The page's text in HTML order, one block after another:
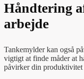
Håndtering
arbejde
Tankemylder kan også
vigtigt at finde måder at
påvirker din